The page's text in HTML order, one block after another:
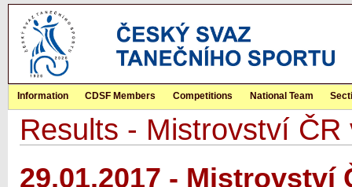
Information CDSF Members Competitions National Team
Results - Mistrovství
29.01.2017 -